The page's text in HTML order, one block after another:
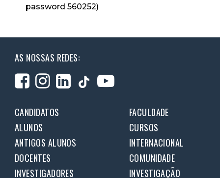
password 560252)
AS NOSSAS REDES:
CANDIDATOS
FACULDADE
ALUNOS
CURSOS
ANTIGOS ALUNOS
INTERNACIONAL
DOCENTES
COMUNIDADE
INVESTIGADORES
INVESTIGAÇÃO